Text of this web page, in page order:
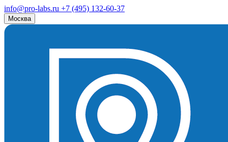
info@pro-labs.ru +7 (495) 132-60-37
Москва